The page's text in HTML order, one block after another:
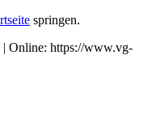
springen.
| Online: https://www.vg-